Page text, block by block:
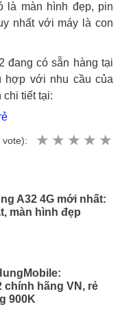
là màn hình đẹp, pin
nhất với máy là con
đang có sẵn hàng tại
hợp với nhu cầu của
chi tiết tại:
vote):
A32 4G mới nhất:
màn hình đẹp
chính hãng VN, rẻ
900K